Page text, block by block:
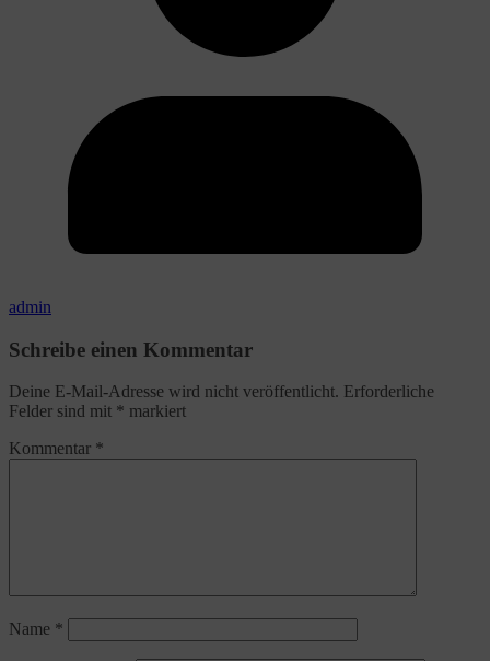
admin
Schreibe einen Kommentar
Deine E-Mail-Adresse wird nicht veröffentlicht. Erforderliche
Felder sind mit * markiert
Kommentar *
Name *